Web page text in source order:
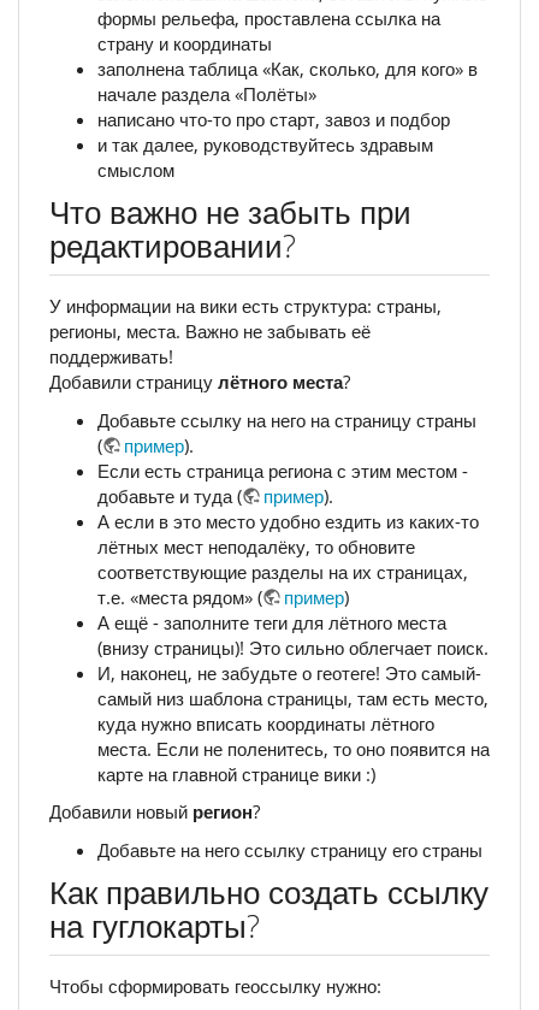
формы рельефа, проставлена ссылка на
страну и координаты
заполнена таблица «Как, сколько, для кого» в
начале раздела «Полёты»
написано что-то про старт, завоз и подбор
и так далее, руководствуйтесь здравым
смыслом
Что важно не забыть при
редактировании?
У информации на вики есть структура: страны,
регионы, места. Важно не забывать её
поддерживать!
Добавили страницу лётного места?
Добавьте ссылку на него на страницу страны
(
пример).
Если есть страница региона с этим местом -
добавьте и туда (
пример).
А если в это место удобно ездить из каких-то
лётных мест неподалёку, то обновите
соответствующие разделы на их страницах,
т.е. «места рядом» (
пример)
А ещё - заполните теги для лётного места
(внизу страницы)! Это сильно облегчает поиск.
И, наконец, не забудьте о геотеге! Это самый-
самый низ шаблона страницы, там есть место,
куда нужно вписать координаты лётного
места. Если не поленитесь, то оно появится на
карте на главной странице вики :)
Добавили новый регион?
Добавьте на него ссылку страницу его страны
Как правильно создать ссылку
на гуглокарты?
Чтобы сформировать геоссылку нужно: